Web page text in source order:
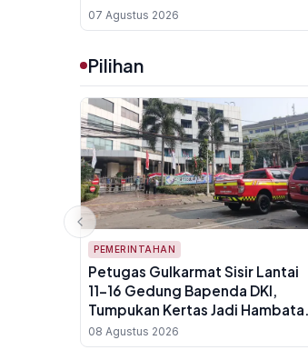
Sabran Tegaskan Keselamatan
Warga Prioritas
07 Agustus 2026
Pilihan
PEMERINTAHAN
Petugas Gulkarmat Sisir Lantai
11-16 Gedung Bapenda DKI,
Tumpukan Kertas Jadi Hambatan
Pemadaman
08 Agustus 2026